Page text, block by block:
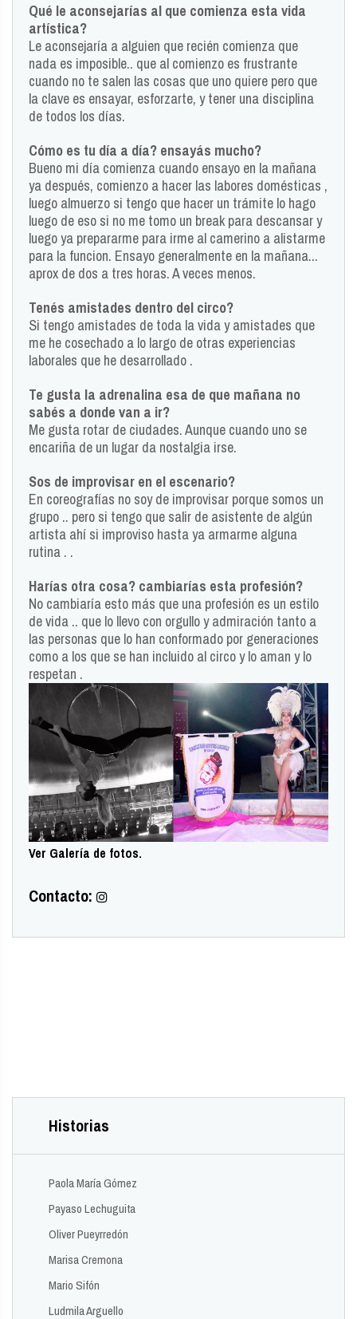
Qué le aconsejarías al que comienza esta vida
artística?
Le aconsejaría a alguien que recién comienza que
nada es imposible.. que al comienzo es frustrante
cuando no te salen las cosas que uno quiere pero que
la clave es ensayar, esforzarte, y tener una disciplina
de todos los días.
Cómo es tu día a día? ensayás mucho?
Bueno mi día comienza cuando ensayo en la mañana
ya después, comienzo a hacer las labores domésticas ,
luego almuerzo si tengo que hacer un trámite lo hago
luego de eso si no me tomo un break para descansar y
luego ya prepararme para irme al camerino a alistarme
para la funcion. Ensayo generalmente en la mañana...
aprox de dos a tres horas. A veces menos.
Tenés amistades dentro del circo?
Si tengo amistades de toda la vida y amistades que
me he cosechado a lo largo de otras experiencias
laborales que he desarrollado .
Te gusta la adrenalina esa de que mañana no
sabés a donde van a ir?
Me gusta rotar de ciudades. Aunque cuando uno se
encariña de un lugar da nostalgia irse.
Sos de improvisar en el escenario?
En coreografías no soy de improvisar porque somos un
grupo .. pero si tengo que salir de asistente de algún
artista ahí si improviso hasta ya armarme alguna
rutina . .
Harías otra cosa? cambiarías esta profesión?
No cambiaría esto más que una profesión es un estilo
de vida .. que lo llevo con orgullo y admiración tanto a
las personas que lo han conformado por generaciones
como a los que se han incluido al circo y lo aman y lo
respetan .
Ver Galería de fotos.
Contacto:
Historias
Paola María Gómez
Payaso Lechuguita
Oliver Pueyrredón
Marisa Cremona
Mario Sifón
Ludmila Arguello